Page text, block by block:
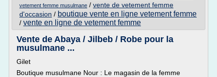
vetement femme musulmane / vente de vetement femme
d'occasion / boutique vente en ligne vetement femme
/ vente en ligne de vetement femme
Vente de Abaya / Jilbeb / Robe pour la
musulmane ...
Gilet
Boutique musulmane Nour : Le magasin de la femme